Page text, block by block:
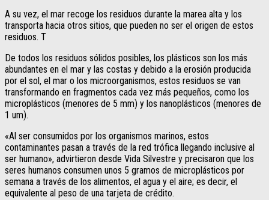
A su vez, el mar recoge los residuos durante la marea alta y los
transporta hacia otros sitios, que pueden no ser el origen de estos
residuos. T
De todos los residuos sólidos posibles, los plásticos son los más
abundantes en el mar y las costas y debido a la erosión producida
por el sol, el mar o los microorganismos, estos residuos se van
transformando en fragmentos cada vez más pequeños, como los
microplásticos (menores de 5 mm) y los nanoplásticos (menores de
1 um).
«Al ser consumidos por los organismos marinos, estos
contaminantes pasan a través de la red trófica llegando inclusive al
ser humano», advirtieron desde Vida Silvestre y precisaron que los
seres humanos consumen unos 5 gramos de microplásticos por
semana a través de los alimentos, el agua y el aire; es decir, el
equivalente al peso de una tarjeta de crédito.